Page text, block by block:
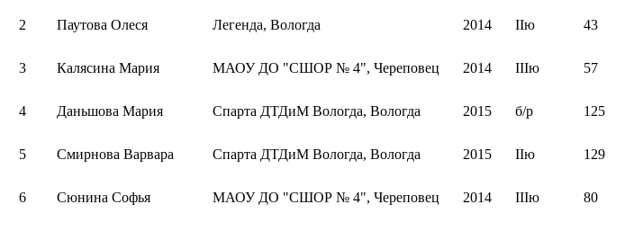
2 Паутова Олеся Легенда, Вологда 2014 IIю 43
3 Калясина Мария МАОУ ДО "СШОР № 4", Череповец 2014 IIIю 57
4 Даньшова Мария Спарта ДТДиМ Вологда, Вологда 2015 б/р 125
5 Смирнова Варвара Спарта ДТДиМ Вологда, Вологда 2015 IIю 129
6 Сюнина Софья МАОУ ДО "СШОР № 4", Череповец 2014 IIIю 80